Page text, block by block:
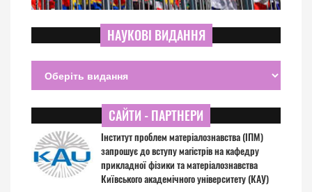
НАУКОВІ ВИДАННЯ
САЙТИ - ПАРТНЕРИ
Інститут проблем матеріалознавства (ІПМ)
запрошує до вступу магістрів на кафедру
прикладної фізики та матеріалознавства
Київського академічного університету (КАУ)